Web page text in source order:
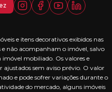
e itens decorativos exibidos nas
não acompanham o imóvel, salvo
imóvel mobiliado. Os valores e
sem aviso prévio. O valor
e pode sofrer variações durante o
do mercado, alguns imóveis